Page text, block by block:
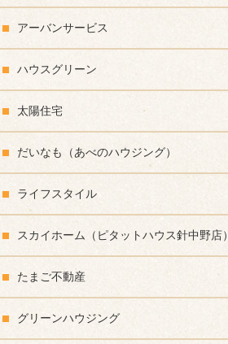
アーバンサービス
ハウスグリーン
太陽住宅
だいなも（あべのハウジング）
ライフスタイル
スカイホーム（ピタットハウス針中野店）
たまご不動産
グリーンハウジング